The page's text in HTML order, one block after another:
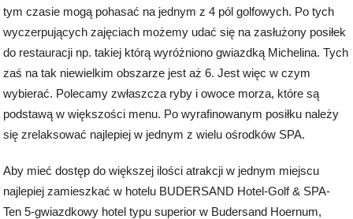
tym czasie mogą pohasać na jednym z 4 pól golfowych. Po tych
wyczerpujących zajęciach możemy udać się na zasłużony posiłek
do restauracji np. takiej którą wyróżniono gwiazdką Michelina. Tych
zaś na tak niewielkim obszarze jest aż 6. Jest więc w czym
wybierać. Polecamy zwłaszcza ryby i owoce morza, które są
podstawą w większości menu. Po wyrafinowanym posiłku należy
się zrelaksować najlepiej w jednym z wielu ośrodków SPA.
Aby mieć dostęp do większej ilości atrakcji w jednym miejscu
najlepiej zamieszkać w hotelu BUDERSAND Hotel-Golf & SPA-
Ten 5-gwiazdkowy hotel typu superior w Budersand Hoernum,